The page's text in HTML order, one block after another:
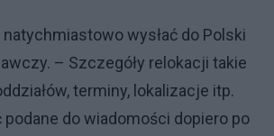
wysłać do Polski
– Szczegóły relokacji takie
terminy, lokalizacje itp.
podane do wiadomości dopiero po